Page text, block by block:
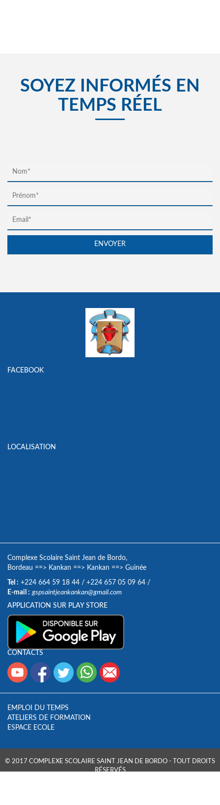
SOYEZ INFORMÉS EN
TEMPS RÉEL
FACEBOOK
LOCALISATION
Complexe Scolaire Saint Jean de Bordo,
Bordeau ==> Kankan ==> Kankan ==> Guinée
Tel : +224 664 59 18 44 / +224 657 05 09 64 /
E-mail : gspsaintjeankankan@gmail.com
APPLICATION SUR PLAY STORE
CONTACTS
EMPLOI DU TEMPS
ATELIERS DE FORMATION
ESPACE ECOLE
© 2017 COMPLEXE SCOLAIRE SAINT JEAN DE BORDO - TOUT DROITS
RÉSERVÉS